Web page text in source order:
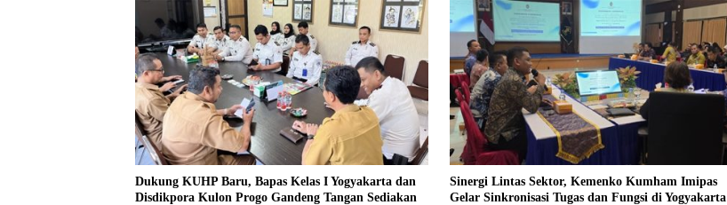
Dukung KUHP Baru, Bapas Kelas I Yogyakarta dan
Disdikpora Kulon Progo Gandeng Tangan Sediakan
Sinergi Lintas Sektor, Kemenko Kumham Imipas
Gelar Sinkronisasi Tugas dan Fungsi di Yogyakarta